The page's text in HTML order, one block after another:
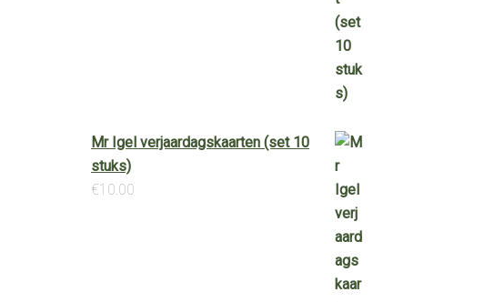
Mr Igel verjaardagskaarten (set 10
stuks)
€10.00